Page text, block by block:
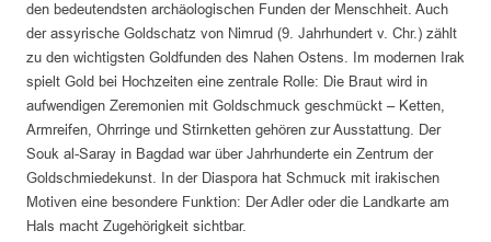
den bedeutendsten archäologischen Funden der Menschheit. Auch
der assyrische Goldschatz von Nimrud (9. Jahrhundert v. Chr.) zählt
zu den wichtigsten Goldfunden des Nahen Ostens. Im modernen Irak
spielt Gold bei Hochzeiten eine zentrale Rolle: Die Braut wird in
aufwendigen Zeremonien mit Goldschmuck geschmückt – Ketten,
Armreifen, Ohrringe und Stirnketten gehören zur Ausstattung. Der
Souk al-Saray in Bagdad war über Jahrhunderte ein Zentrum der
Goldschmiedekunst. In der Diaspora hat Schmuck mit irakischen
Motiven eine besondere Funktion: Der Adler oder die Landkarte am
Hals macht Zugehörigkeit sichtbar.